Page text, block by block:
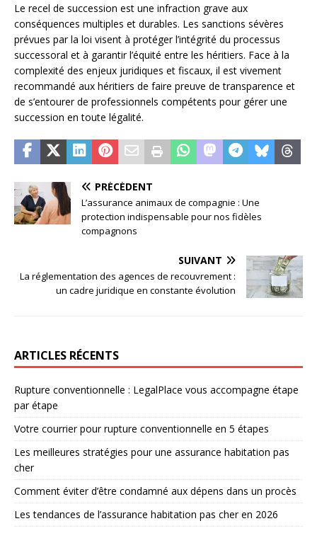
Le recel de succession est une infraction grave aux
conséquences multiples et durables. Les sanctions sévères
prévues par la loi visent à protéger l’intégrité du processus
successoral et à garantir l’équité entre les héritiers. Face à la
complexité des enjeux juridiques et fiscaux, il est vivement
recommandé aux héritiers de faire preuve de transparence et
de s’entourer de professionnels compétents pour gérer une
succession en toute légalité.
PRÉCÉDENT
L’assurance animaux de compagnie : Une
protection indispensable pour nos fidèles
compagnons
SUIVANT
La réglementation des agences de recouvrement :
un cadre juridique en constante évolution
ARTICLES RÉCENTS
Rupture conventionnelle : LegalPlace vous accompagne étape
par étape
Votre courrier pour rupture conventionnelle en 5 étapes
Les meilleures stratégies pour une assurance habitation pas
cher
Comment éviter d’être condamné aux dépens dans un procès
Les tendances de l’assurance habitation pas cher en 2026